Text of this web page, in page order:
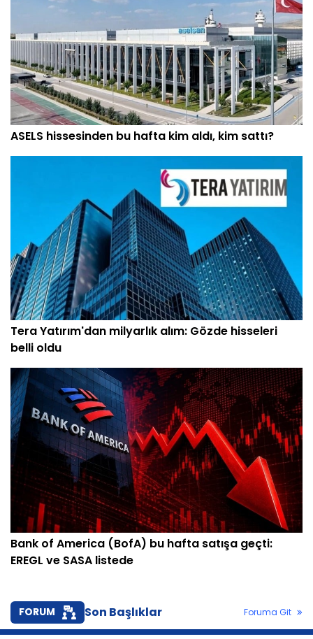
ASELS hissesinden bu hafta kim aldı, kim sattı?
Tera Yatırım'dan milyarlık alım: Gözde hisseleri
belli oldu
Bank of America (BofA) bu hafta satışa geçti:
EREGL ve SASA listede
FORUM Son Başlıklar Foruma Git